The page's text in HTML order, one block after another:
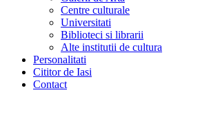
Centre culturale
Universitati
Biblioteci si librarii
Alte institutii de cultura
Personalitati
Cititor de Iasi
Contact